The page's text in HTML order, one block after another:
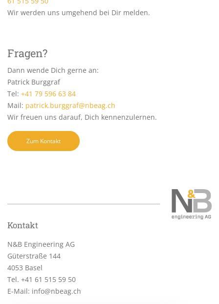
Wir werden uns umgehend bei Dir melden.
Fragen?
Dann wende Dich gerne an:
Patrick Burggraf
Tel: +41 79 596 63 84
Mail: patrick.burggraf@nbeag.ch
Wir freuen uns darauf, Dich kennenzulernen.
Zum Kontakt
Kontakt
N&B Engineering AG
Güterstraße 144
4053 Basel
Tel. +41 61 515 59 50
E-Mail: info@nbeag.ch